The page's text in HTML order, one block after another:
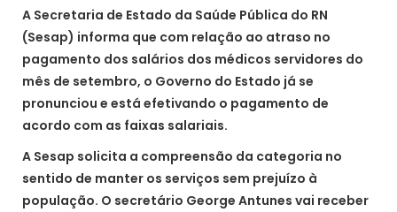
A Secretaria de Estado da Saúde Pública do RN
(Sesap) informa que com relação ao atraso no
pagamento dos salários dos médicos servidores do
mês de setembro, o Governo do Estado já se
pronunciou e está efetivando o pagamento de
acordo com as faixas salariais.
A Sesap solicita a compreensão da categoria no
sentido de manter os serviços sem prejuízo à
população. O secretário George Antunes vai receber